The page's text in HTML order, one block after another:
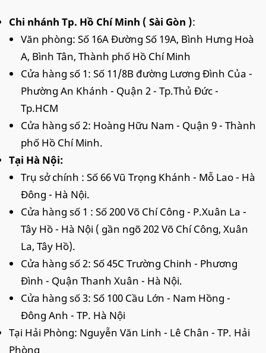
Chi nhánh Tp. Hồ Chí Minh ( Sài Gòn ):
Văn phòng: Số 16A Đường Số 19A, Bình Hưng Hoà
A, Bình Tân, Thành phố Hồ Chí Minh
Cửa hàng số 1: Số 11/8B đường Lương Đình Của -
Phường An Khánh - Quận 2 - Tp.Thủ Đức -
Tp.HCM
Cửa hàng số 2: Hoàng Hữu Nam - Quận 9 - Thành
phố Hồ Chí Minh.
Tại Hà Nội:
Trụ sở chính : Số 66 Vũ Trọng Khánh - Mỗ Lao - Hà
Đông - Hà Nội.
Cửa hàng số 1 : Số 200 Võ Chí Công - P.Xuân La -
Tây Hồ - Hà Nội ( gần ngõ 202 Võ Chí Công, Xuân
La, Tây Hồ).
Cửa hàng số 2: Số 45C Trường Chinh - Phương
Đình - Quận Thanh Xuân - Hà Nội.
Cửa hàng số 3: Số 100 Cầu Lớn - Nam Hồng -
Đông Anh - TP. Hà Nội
Tại Hải Phòng: Nguyễn Văn Linh - Lê Chân - TP. Hải
Phòng